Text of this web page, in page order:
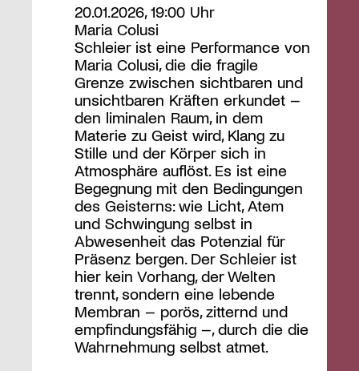
20.01.2026, 19:00 Uhr
Maria Colusi
Schleier ist eine Performance von
Maria Colusi, die die fragile
Grenze zwischen sichtbaren und
unsichtbaren Kräften erkundet –
den liminalen Raum, in dem
Materie zu Geist wird, Klang zu
Stille und der Körper sich in
Atmosphäre auflöst. Es ist eine
Begegnung mit den Bedingungen
des Geisterns: wie Licht, Atem
und Schwingung selbst in
Abwesenheit das Potenzial für
Präsenz bergen. Der Schleier ist
hier kein Vorhang, der Welten
trennt, sondern eine lebende
Membran – porös, zitternd und
empfindungsfähig –, durch die die
Wahrnehmung selbst atmet.